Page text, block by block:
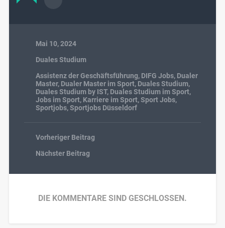
Mai 10, 2024
Duales Studium
Assistenz der Geschäftsführung, DIFG Jobs, Dualer
Master, Dualer Master im Sport, Duales Studium,
Duales Studium by IST, Duales Studium im Sport,
Jobs im Sport, Karriere im Sport,Sport Jobs,
Sportjobs,Sportjobs Düsseldorf
Vorheriger Beitrag
Nächster Beitrag
DIE KOMMENTARE SIND GESCHLOSSEN.